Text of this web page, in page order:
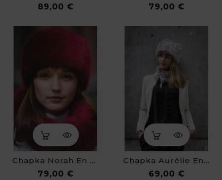
89,00 €
79,00 €
Chapka Norah En Fausse Fourrure De Luxe
79,00 €
Chapka Aurélie En Fausse Fourrure De Luxe
69,00 €